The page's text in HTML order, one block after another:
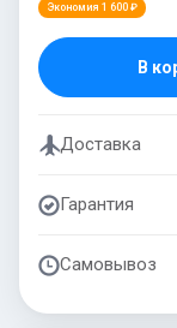
Экономия 1 600 ₽
В
Доставка
Гарантия
Самовывоз